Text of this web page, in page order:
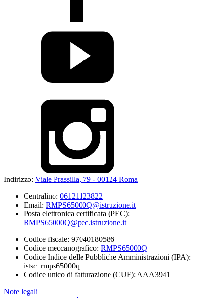
Indirizzo: Viale Prassilla, 79 - 00124 Roma
Centralino: 06121123822
Email: RMPS65000Q@istruzione.it
Posta elettronica certificata (PEC):
RMPS65000Q@pec.istruzione.it
Codice fiscale: 97040180586
Codice meccanografico: RMPS65000Q
Codice Indice delle Pubbliche Amministrazioni (IPA):
istsc_rmps65000q
Codice unico di fatturazione (CUF): AAA3941
Note legali